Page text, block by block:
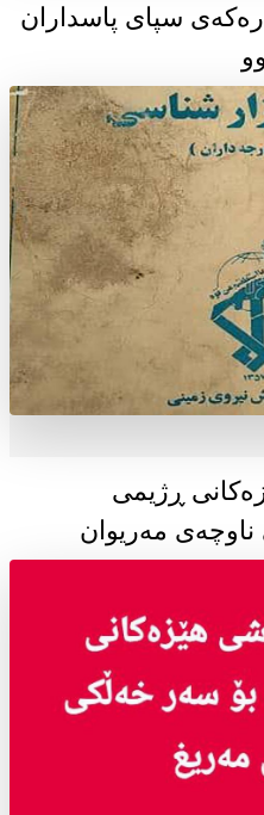
سپای پاسداران
ڕژیمی
مەریوان